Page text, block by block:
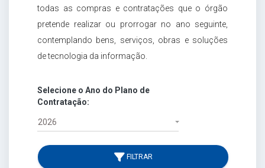
todas as compras e contratações que o órgão
pretende realizar ou prorrogar no ano seguinte,
contemplando bens, serviços, obras e soluções
de tecnologia da informação.
Selecione o Ano do Plano de
Contratação:
2026
FILTRAR